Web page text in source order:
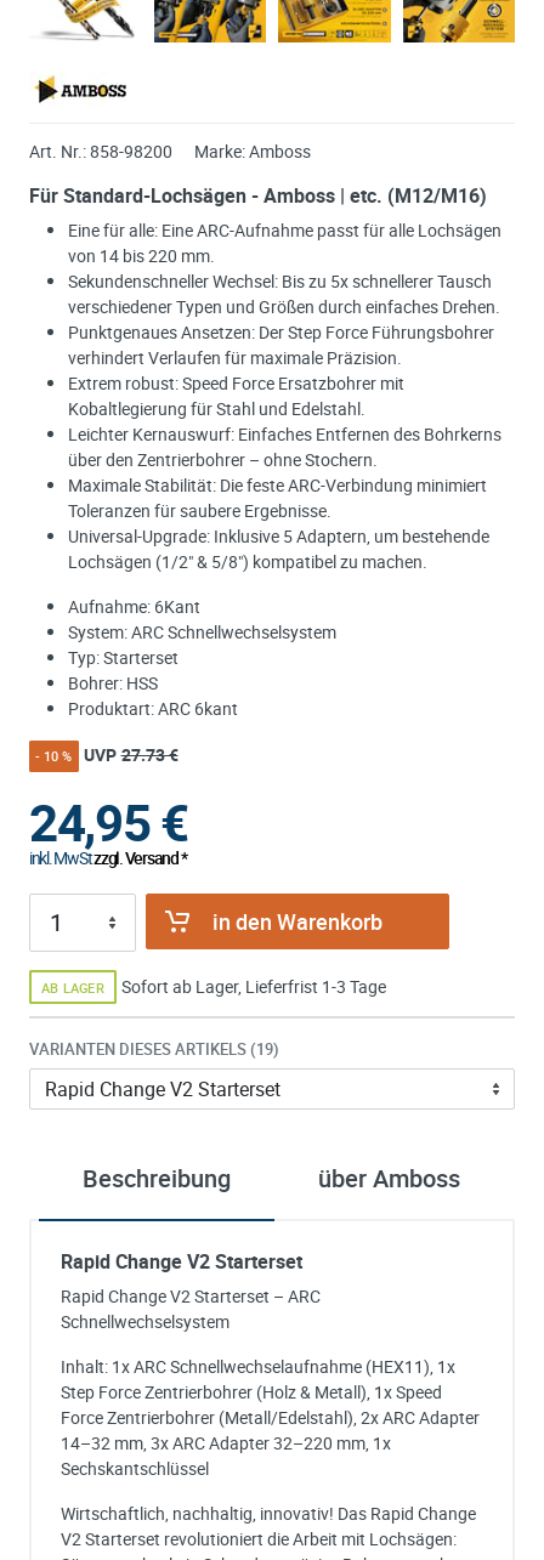
Art. Nr.:858-98200 Marke:Amboss
Für Standard-Lochsägen - Amboss | etc. (M12/M16)
Eine für alle: Eine ARC-Aufnahme passt für alle Lochsägen
von 14 bis 220 mm.
Sekundenschneller Wechsel: Bis zu 5x schnellerer Tausch
verschiedener Typen und Größen durch einfaches Drehen.
Punktgenaues Ansetzen: Der Step Force Führungsbohrer
verhindert Verlaufen für maximale Präzision.
Extrem robust: Speed Force Ersatzbohrer mit
Kobaltlegierung für Stahl und Edelstahl.
Leichter Kernauswurf: Einfaches Entfernen des Bohrkerns
über den Zentrierbohrer – ohne Stochern.
Maximale Stabilität: Die feste ARC-Verbindung minimiert
Toleranzen für saubere Ergebnisse.
Universal-Upgrade: Inklusive 5 Adaptern, um bestehende
Lochsägen (1/2" & 5/8") kompatibel zu machen.
Aufnahme: 6Kant
System: ARC Schnellwechselsystem
Typ: Starterset
Bohrer: HSS
Produktart: ARC 6kant
- 10 % UVP 27.73 €
24,95€
inkl. MwStzzgl. Versand *
in den Warenkorb
AB LAGER Sofort ab Lager, Lieferfrist 1-3 Tage
VARIANTEN DIESES ARTIKELS (19)
Beschreibung über Amboss
Rapid Change V2 Starterset
Rapid Change V2 Starterset – ARC
Schnellwechselsystem
Inhalt: 1x ARC Schnellwechselaufnahme (HEX11), 1x
Step Force Zentrierbohrer (Holz & Metall), 1x Speed
Force Zentrierbohrer (Metall/Edelstahl), 2x ARC Adapter
14–32 mm, 3x ARC Adapter 32–220 mm, 1x
Sechskantschlüssel
Wirtschaftlich, nachhaltig, innovativ! Das Rapid Change
V2 Starterset revolutioniert die Arbeit mit Lochsägen: